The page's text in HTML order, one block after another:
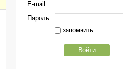
E-mail:
Пароль:
запомнить
Войти